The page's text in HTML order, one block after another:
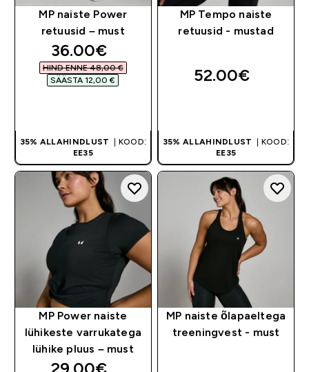
MP naiste Power
retuusid – must
discounted price
36.00€‎
HIND ENNE 48,00 €‎
SÄÄSTA 12,00 €‎
35% ALLAHINDLUST
| KOOD:
EE35
MP Tempo naiste
retuusid - mustad
52.00€‎
35% ALLAHINDLUST
| KOOD:
EE35
MP Power naiste
lühikeste varrukatega
lühike pluus – must
discounted price
29.00€‎
MP naiste õlapaeltega
treeningvest - must